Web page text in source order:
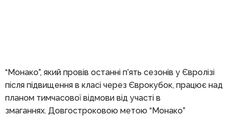
“Монако”, який провів останні п’ять сезонів у Євролізі
після підвищення в класі через Єврокубок, працює над
планом тимчасової відмови від участі в
змаганнях. Довгостроковою метою “Монако”